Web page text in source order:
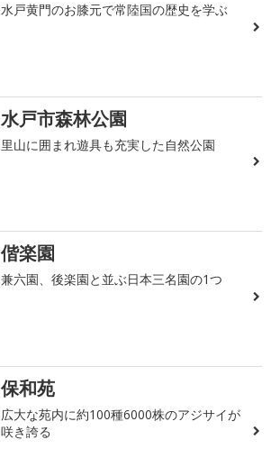
水戸黄門のお膝元で常陸国の歴史を学ぶ
水戸市森林公園
里山に囲まれ遊具も充実した自然公園
偕楽園
兼六園、後楽園と並ぶ日本三名園の1つ
保和苑
広大な苑内に約100種6000株のアジサイが
咲き誇る